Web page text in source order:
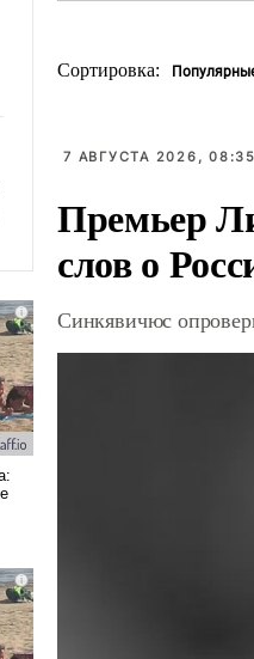
Сортировка:
7 АВГУСТА 2026,
Премьер
слов о
Синкявичюс